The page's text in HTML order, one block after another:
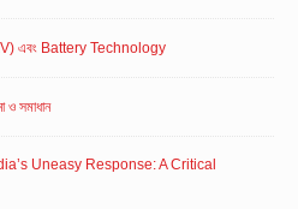
এবং Battery Technology
ও সমাধান
Uneasy Response: A Critical